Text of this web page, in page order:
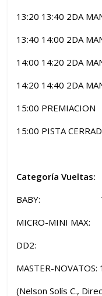
13:20 13:40 2DA
13:40 14:00 2DA
14:00 14:20 2DA
14:20 14:40 2DA
15:00 PREMIACION
15:00 PISTA
Categoría
BABY:
MICRO-MINI
DD2:
MASTER-NOVATOS:
(Nelson Solís C.,